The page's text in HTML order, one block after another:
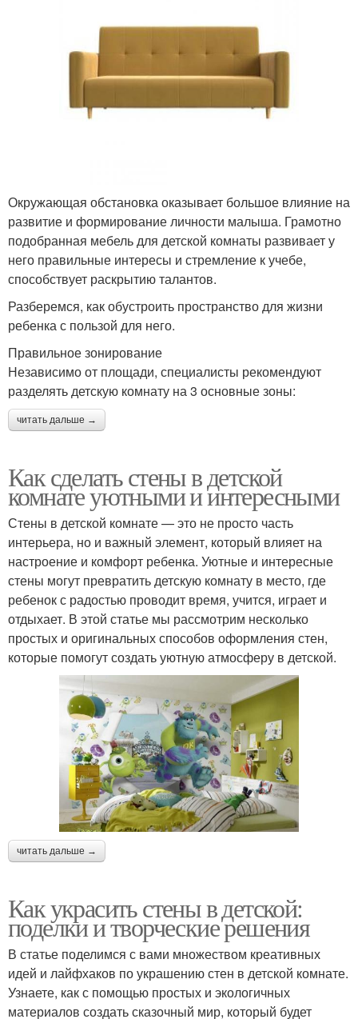
Окружающая обстановка оказывает большое влияние на
развитие и формирование личности малыша. Грамотно
подобранная мебель для детской комнаты развивает у
него правильные интересы и стремление к учебе,
способствует раскрытию талантов.
Разберемся, как обустроить пространство для жизни
ребенка с пользой для него.
Правильное зонирование
Независимо от площади, специалисты рекомендуют
разделять детскую комнату на 3 основные зоны:
читать дальше →
Как сделать стены в детской
комнате уютными и интересными
Стены в детской комнате — это не просто часть
интерьера, но и важный элемент, который влияет на
настроение и комфорт ребенка. Уютные и интересные
стены могут превратить детскую комнату в место, где
ребенок с радостью проводит время, учится, играет и
отдыхает. В этой статье мы рассмотрим несколько
простых и оригинальных способов оформления стен,
которые помогут создать уютную атмосферу в детской.
читать дальше →
Как украсить стены в детской:
поделки и творческие решения
В статье поделимся с вами множеством креативных
идей и лайфхаков по украшению стен в детской комнате.
Узнаете, как с помощью простых и экологичных
материалов создать сказочный мир, который будет